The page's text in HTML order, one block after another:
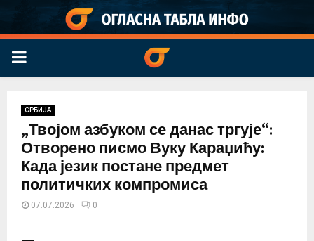
PRIMARY
СРБИЈА
„Твојом азбуком се данас тргује“:
Отворено писмо Вуку Караџићу:
Када језик постане предмет
политичких компромиса
07.07.2026 0